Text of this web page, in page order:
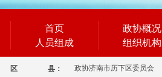
首页
人员组成
政协概况
组织机构
区 县： 政协济南市历下区委员会